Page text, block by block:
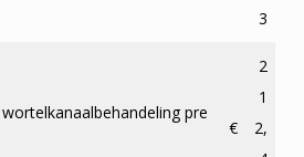
3
pre
€
2
1
2,